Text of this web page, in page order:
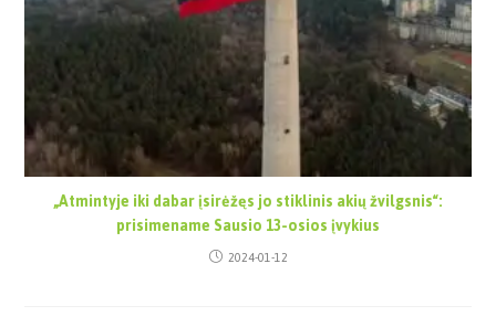
„Atmintyje iki dabar įsirėžęs jo stiklinis akių žvilgsnis“:
prisimename Sausio 13-osios įvykius
2024-01-12